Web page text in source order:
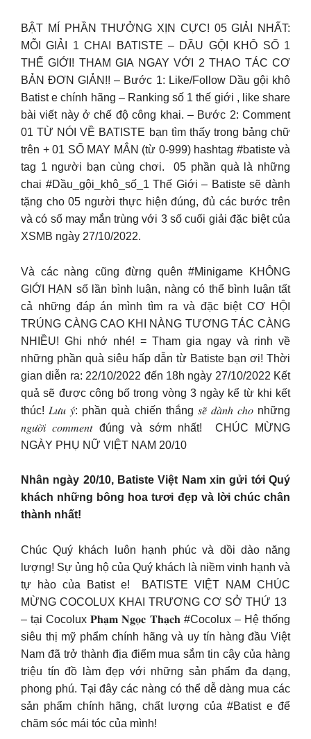
BẬT MÍ PHẦN THƯỞNG XỊN CỰC! 05 GIẢI NHẤT:
MỖI GIẢI 1 CHAI BATISTE – DẦU GỘI KHÔ SỐ 1
THẾ GIỚI! THAM GIA NGAY VỚI 2 THAO TÁC CƠ
BẢN ĐƠN GIẢN!! – Bước 1: Like/Follow Dầu gội khô
Batist e chính hãng – Ranking số 1 thế giới , like share
bài viết này ở chế độ công khai. – Bước 2: Comment
01 TỪ NÓI VỀ BATISTE bạn tìm thấy trong bảng chữ
trên + 01 SỐ MAY MẮN (từ 0-999) hashtag #batiste và
tag 1 người bạn cùng chơi. ️ 05 phần quà là những
chai #Dầu_gội_khô_số_1 Thế Giới – Batiste sẽ dành
tặng cho 05 người thực hiện đúng, đủ các bước trên
và có số may mắn trùng với 3 số cuối giải đặc biệt của
XSMB ngày 27/10/2022.
Và các nàng cũng đừng quên #Minigame KHÔNG
GIỚI HẠN số lần bình luận, nàng có thể bình luận tất
cả những đáp án mình tìm ra và đặc biệt CƠ HỘI
TRÚNG CÀNG CAO KHI NÀNG TƯƠNG TÁC CÀNG
NHIỀU! Ghi nhớ nhé! = Tham gia ngay và rinh về
những phần quà siêu hấp dẫn từ Batiste bạn ơi! Thời
gian diễn ra: 22/10/2022 đến 18h ngày 27/10/2022 Kết
quả sẽ được công bố trong vòng 3 ngày kể từ khi kết
thúc! 𝐿𝑢̛𝑢 𝑦́: phần quà chiến thắng 𝑠𝑒̃ 𝑑𝑎̀𝑛ℎ 𝑐ℎ𝑜 những
𝑛𝑔𝑢̛𝑜̛̀𝑖 𝑐𝑜𝑚𝑚𝑒𝑛𝑡 đúng và sớm nhất! ️ CHÚC MỪNG
NGÀY PHỤ NỮ VIỆT NAM 20/10 ️
Nhân ngày 20/10, Batiste Việt Nam xin gửi tới Quý
khách những bông hoa tươi đẹp và lời chúc chân
thành nhất!
Chúc Quý khách luôn hạnh phúc và dồi dào năng
lượng! Sự ủng hộ của Quý khách là niềm vinh hạnh và
tự hào của Batist e! ️ BATISTE VIỆT NAM CHÚC
MỪNG COCOLUX KHAI TRƯƠNG CƠ SỞ THỨ 13 ️
– tại Cocolux 𝐏𝐡𝐚̣𝐦 𝐍𝐠𝐨̣𝐜 𝐓𝐡𝐚̣𝐜𝐡 #Cocolux – Hệ thống
siêu thị mỹ phẩm chính hãng và uy tín hàng đầu Việt
Nam đã trở thành địa điểm mua sắm tin cậy của hàng
triệu tín đồ làm đẹp với những sản phẩm đa dạng,
phong phú. Tại đây các nàng có thể dễ dàng mua các
sản phẩm chính hãng, chất lượng của #Batist e để
chăm sóc mái tóc của mình!